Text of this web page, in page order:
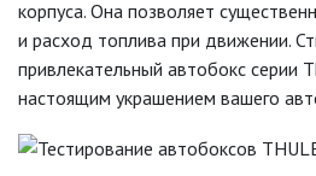
корпуса. Она позволяет
и расход топлива при движении.
привлекательный автобокс серии
настоящим украшением вашего